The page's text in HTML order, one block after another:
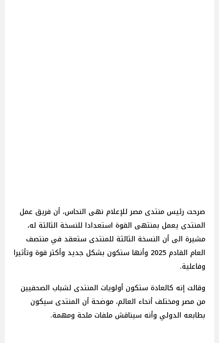
صرحت رئيس منتدى مصر للإعلام نهى النحاس، أن فريق عمل
المنتدى يعمل بمنتهى القوة استعدادا للنسخة الثالثة له،
مشيرة الى أن النسخة الثالثة للمنتدى ستعقد في منتصف
العام القادم 2025 وأنها ستكون بشكل جديد وأكثر قوة وتأثيرا
وفاعلية.
وقالت إنه كالعادة ستكون أولويات المنتدى لشباب الصحفيين
من مصر ومختلف أنحاء العالم، موضحة أن المنتدى سيكون
بطابعه الدولي وأنه سيناقش ملفات ملحة ومهمة.